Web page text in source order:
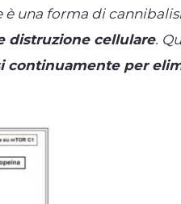
una forma di
distruzione cellulare.
continuamente per